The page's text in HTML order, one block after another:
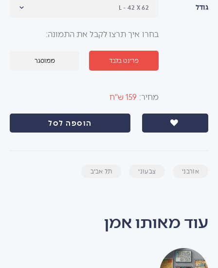
גודל
בחרו איך תרצו לקבל את התמונה:
פרינט בלבד ממוסגר
מחיר: 159 ש"ח
הוספה לסל
אורבני צבעוני תל אביב
עוד מאותו אמן